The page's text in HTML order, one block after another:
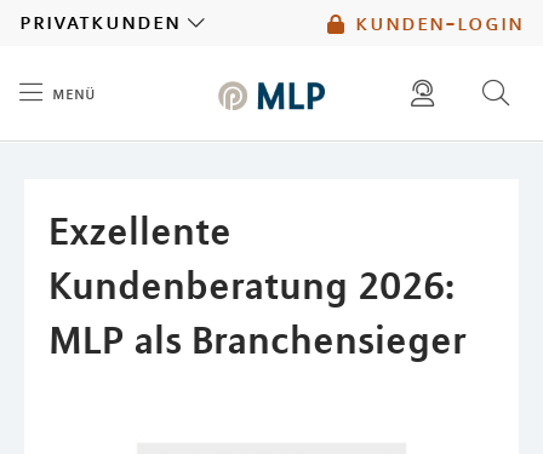
kunden-login
privatkunden
menü
Exzellente
Kundenberatung 2026:
MLP als Branchensieger